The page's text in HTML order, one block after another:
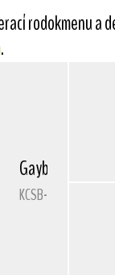
rodokmenu a
.
Gaybryl Gwyn
KCSB-1575CJ